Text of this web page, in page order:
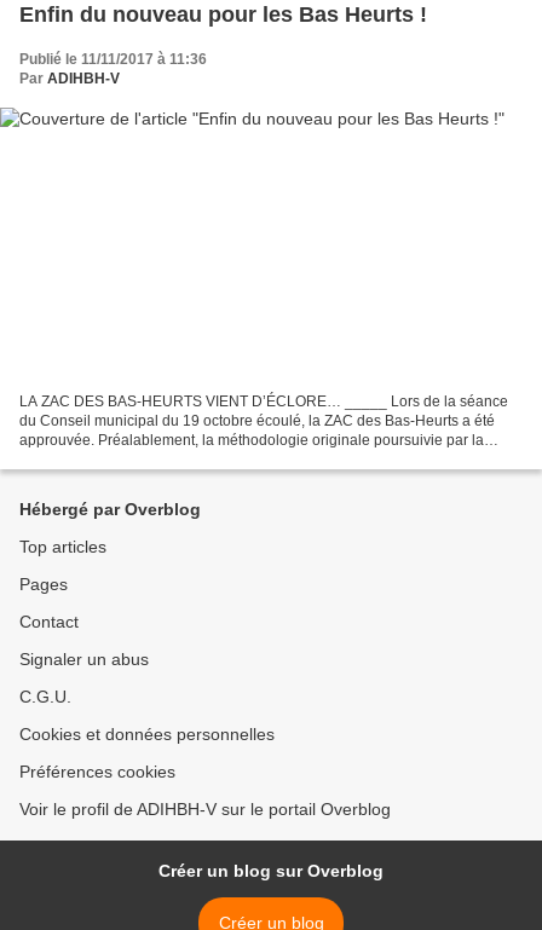
Enfin du nouveau pour les Bas Heurts !
Publié le 11/11/2017 à 11:36
Par ADIHBH-V
LA ZAC DES BAS-HEURTS VIENT D’ÉCLORE… _____ Lors de la séance
du Conseil municipal du 19 octobre écoulé, la ZAC des Bas-Heurts a été
approuvée. Préalablement, la méthodologie originale poursuivie par la
Hébergé par Overblog
Top articles
Pages
Contact
Signaler un abus
C.G.U.
Cookies et données personnelles
Préférences cookies
Voir le profil de ADIHBH-V sur le portail Overblog
Créer un blog sur Overblog
Créer un blog